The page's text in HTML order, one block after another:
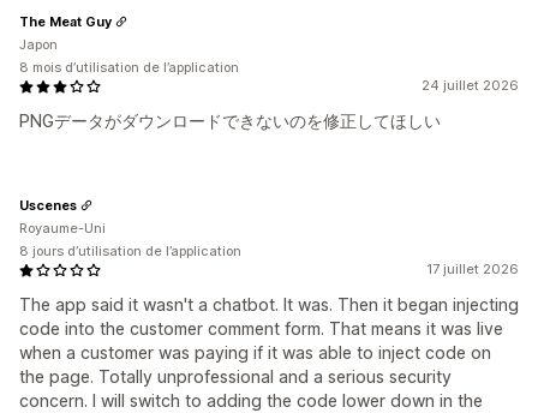
24 juillet 2026
PNGデータがダウンロードできないのを修正してほしい
The Meat Guy
Japon
8 mois d’utilisation de l’application
17 juillet 2026
The app said it wasn't a chatbot. It was. Then it began injecting
code into the customer comment form. That means it was live
when a customer was paying if it was able to inject code on
the page. Totally unprofessional and a serious security
concern. I will switch to adding the code lower down in the
Uscenes
Royaume-Uni
8 jours d’utilisation de l’application